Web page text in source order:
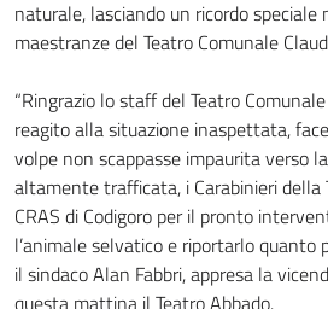
naturale, lasciando un ricordo speciale
maestranze del Teatro Comunale
“Ringrazio lo staff del Teatro
reagito alla situazione inaspettata,
volpe non scappasse impaurita verso
altamente trafficata, i Carabinieri della
CRAS di Codigoro per il pronto
l’animale selvatico e riportarlo quanto
il sindaco Alan Fabbri, appresa la
questa mattina il Teatro Abbado.